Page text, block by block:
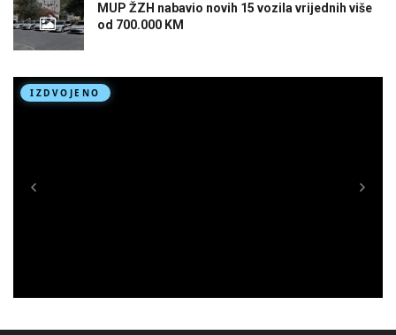
MUP ŽZH nabavio novih 15 vozila vrijednih više
od 700.000 KM